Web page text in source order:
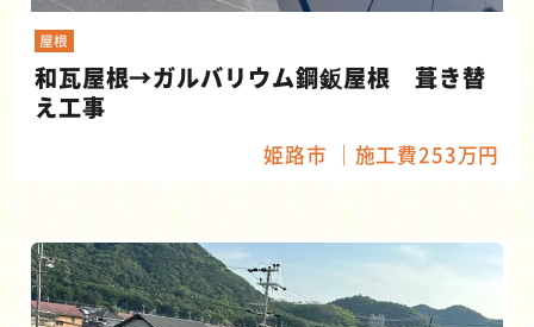
屋根
和瓦屋根→ガルバリウム鋼鈑屋根 葺き替
え工事
姫路市 施工費253万円